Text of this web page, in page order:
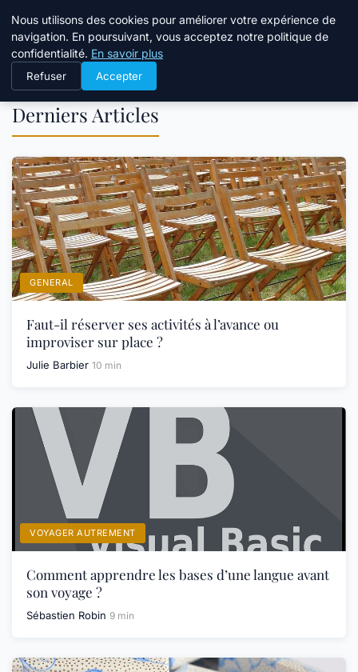
Tourisme Landes
Derniers Articles
GENERAL
Faut-il réserver ses activités à l’avance ou
improviser sur place ?
Julie Barbier 10 min
VOYAGER AUTREMENT
Comment apprendre les bases d’une langue avant
son voyage ?
Sébastien Robin 9 min
Nous utilisons des cookies pour améliorer votre expérience de
navigation. En poursuivant, vous acceptez notre politique de
confidentialité. En savoir plus
Refuser Accepter